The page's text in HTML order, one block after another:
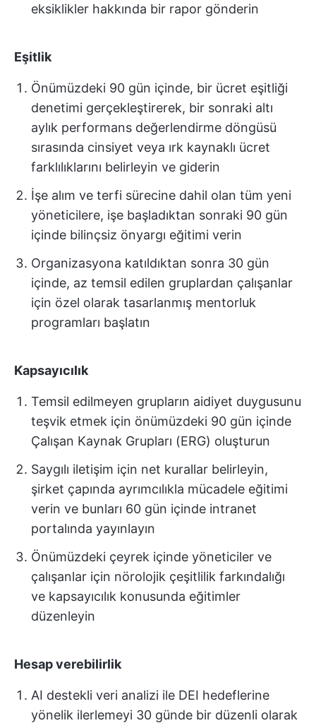
eksiklikler hakkında bir rapor gönderin
Eşitlik
Önümüzdeki 90 gün içinde, bir ücret eşitliği
denetimi gerçekleştirerek, bir sonraki altı
aylık performans değerlendirme döngüsü
sırasında cinsiyet veya ırk kaynaklı ücret
farklılıklarını belirleyin ve giderin
İşe alım ve terfi sürecine dahil olan tüm yeni
yöneticilere, işe başladıktan sonraki 90 gün
içinde bilinçsiz önyargı eğitimi verin
Organizasyona katıldıktan sonra 30 gün
içinde, az temsil edilen gruplardan çalışanlar
için özel olarak tasarlanmış mentorluk
programları başlatın
Kapsayıcılık
Temsil edilmeyen grupların aidiyet duygusunu
teşvik etmek için önümüzdeki 90 gün içinde
Çalışan Kaynak Grupları (ERG) oluşturun
Saygılı iletişim için net kurallar belirleyin,
şirket çapında ayrımcılıkla mücadele eğitimi
verin ve bunları 60 gün içinde intranet
portalında yayınlayın
Önümüzdeki çeyrek içinde yöneticiler ve
çalışanlar için nörolojik çeşitlilik farkındalığı
ve kapsayıcılık konusunda eğitimler
düzenleyin
Hesap verebilirlik
AI destekli veri analizi ile DEI hedeflerine
yönelik ilerlemeyi 30 günde bir düzenli olarak